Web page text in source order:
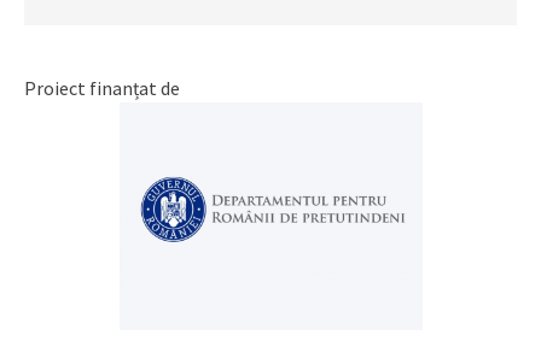
Proiect finanțat de